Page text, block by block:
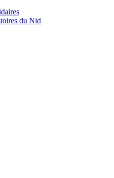
du Nid